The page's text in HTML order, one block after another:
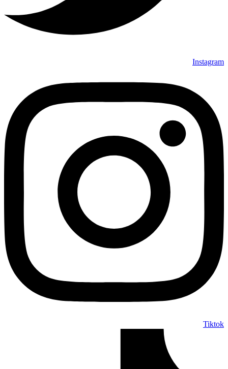
Instagram
Tiktok